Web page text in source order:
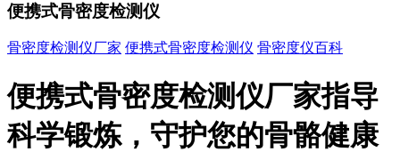
便携式骨密度检测仪
骨密度检测仪厂家 便携式骨密度检测仪 骨密度仪百科
便携式骨密度检测仪厂家指导
科学锻炼，守护您的骨骼健康